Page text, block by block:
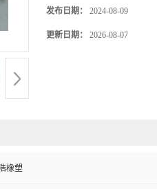
发布日期： 2024-08-09
更新日期： 2026-08-07
橡塑